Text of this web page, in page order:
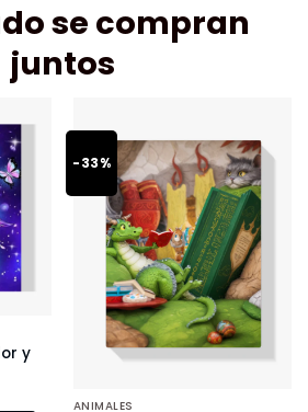
se compran
juntos
y
-33%
ANIMALES